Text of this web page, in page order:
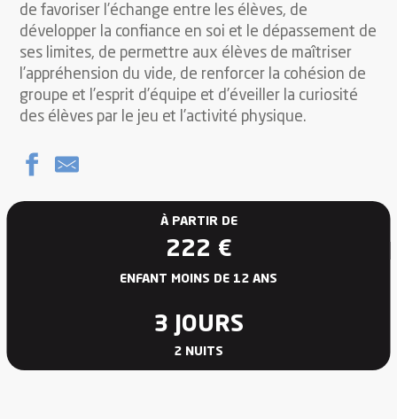
de favoriser l’échange entre les élèves, de
développer la confiance en soi et le dépassement de
ses limites, de permettre aux élèves de maîtriser
l’appréhension du vide, de renforcer la cohésion de
groupe et l’esprit d’équipe et d’éveiller la curiosité
des élèves par le jeu et l’activité physique.
À PARTIR DE
222 €
ENFANT MOINS DE 12 ANS
3 JOURS
2 NUITS